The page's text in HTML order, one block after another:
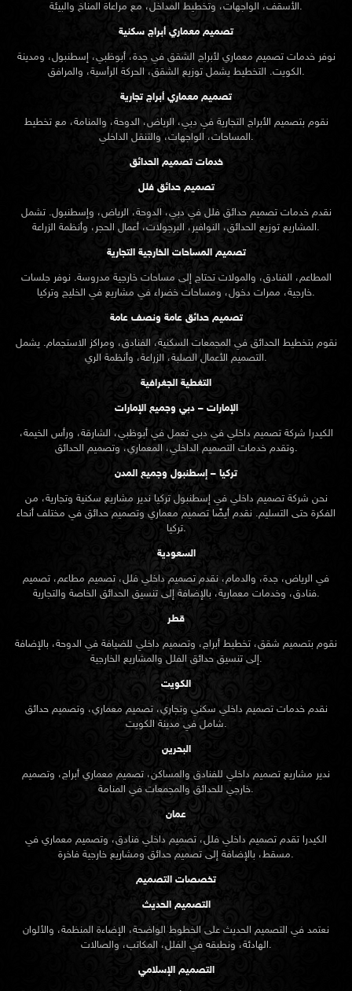
الأسقف، الواجهات، وتخطيط المداخل، مع مراعاة المناخ والبيئة.
تصميم معماري أبراج سكنية
نوفر خدمات تصميم معماري لأبراج الشقق في جدة، أبوظبي، إسطنبول، ومدينة
الكويت. التخطيط يشمل توزيع الشقق، الحركة الرأسية، والمرافق.
تصميم معماري أبراج تجارية
نقوم بتصميم الأبراج التجارية في دبي، الرياض، الدوحة، والمنامة، مع تخطيط
المساحات، الواجهات، والتنقل الداخلي.
خدمات تصميم الحدائق
تصميم حدائق فلل
نقدم خدماتتصميم حدائق فلل في دبي، الدوحة، الرياض، وإسطنبول. تشمل
المشاريع توزيع الحدائق، النوافير، البرجولات، أعمال الحجر، وأنظمة الزراعة.
تصميم المساحات الخارجية التجارية
المطاعم، الفنادق، والمولات تحتاج إلى مساحات خارجية مدروسة. نوفر جلسات
خارجية، ممرات دخول، ومساحات خضراء في مشاريع في الخليج وتركيا.
تصميم حدائق عامة ونصف عامة
نقوم بتخطيط الحدائق في المجمعات السكنية، الفنادق، ومراكز الاستجمام. يشمل
التصميم الأعمال الصلبة، الزراعة، وأنظمة الري.
التغطية الجغرافية
الإمارات – دبي وجميع الإمارات
الكيدرا شركة تصميم داخلي في دبي تعمل في أبوظبي، الشارقة، ورأس الخيمة،
وتقدم خدمات التصميم الداخلي، المعماري، وتصميم الحدائق.
تركيا – إسطنبول وجميع المدن
نحن شركة تصميم داخلي في إسطنبول تركيا ندير مشاريع سكنية وتجارية، من
الفكرة حتى التسليم. نقدم أيضًا تصميم معماري وتصميم حدائق في مختلف أنحاء
تركيا.
السعودية
في الرياض، جدة، والدمام، نقدم تصميم داخلي فلل، تصميم مطاعم، تصميم
فنادق، وخدمات معمارية، بالإضافة إلى تنسيق الحدائق الخاصة والتجارية.
قطر
نقوم بتصميم شقق، تخطيط أبراج، وتصميم داخلي للضيافة في الدوحة، بالإضافة
إلى تنسيق حدائق الفلل والمشاريع الخارجية.
الكويت
نقدم خدمات تصميم داخلي سكني وتجاري، تصميم معماري، وتصميم حدائق
شامل في مدينة الكويت.
البحرين
ندير مشاريع تصميم داخلي للفنادق والمساكن، تصميم معماري أبراج، وتصميم
خارجي للحدائق والمجمعات في المنامة.
عمان
الكيدرا تقدم تصميم داخلي فلل، تصميم داخلي فنادق، وتصميم معماري في
مسقط، بالإضافة إلى تصميم حدائق ومشاريع خارجية فاخرة.
تخصصات التصميم
التصميم الحديث
نعتمد في التصميم الحديث على الخطوط الواضحة، الإضاءة المنظمة، والألوان
الهادئة، ونطبقه في الفلل، المكاتب، والصالات.
التصميم الإسلامي